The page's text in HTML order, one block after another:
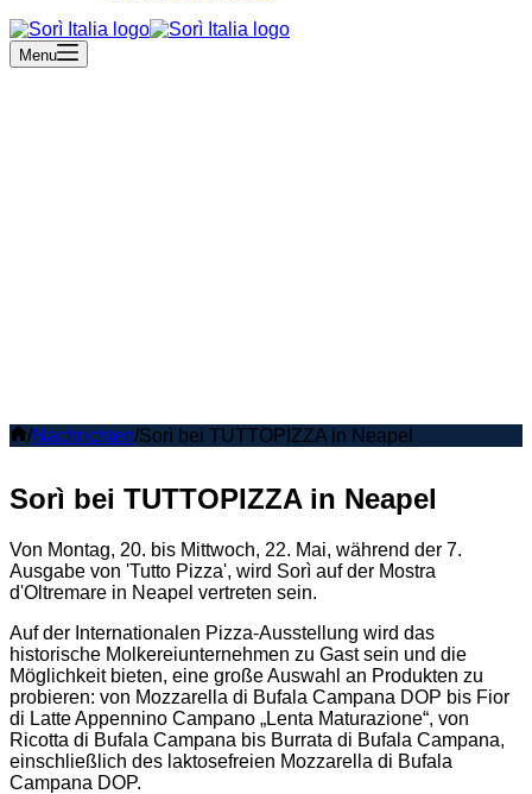
Menu
Home
/Nachrichten/Sorì bei TUTTOPIZZA in Neapel
Sorì bei TUTTOPIZZA in Neapel
Von Montag, 20. bis Mittwoch, 22. Mai, während der 7.
Ausgabe von 'Tutto Pizza', wird Sorì auf der Mostra
d'Oltremare in Neapel vertreten sein.
Auf der Internationalen Pizza-Ausstellung wird das
historische Molkereiunternehmen zu Gast sein und die
Möglichkeit bieten, eine große Auswahl an Produkten zu
probieren: von Mozzarella di Bufala Campana DOP bis Fior
di Latte Appennino Campano „Lenta Maturazione“, von
Ricotta di Bufala Campana bis Burrata di Bufala Campana,
einschließlich des laktosefreien Mozzarella di Bufala
Campana DOP.